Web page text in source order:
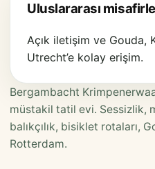
Uluslararası
Açık iletişim ve Gouda,
Utrecht’e kolay erişim.
Bergambacht
müstakil tatil evi. Sessizlik,
balıkçılık, bisiklet rotaları,
Rotterdam.